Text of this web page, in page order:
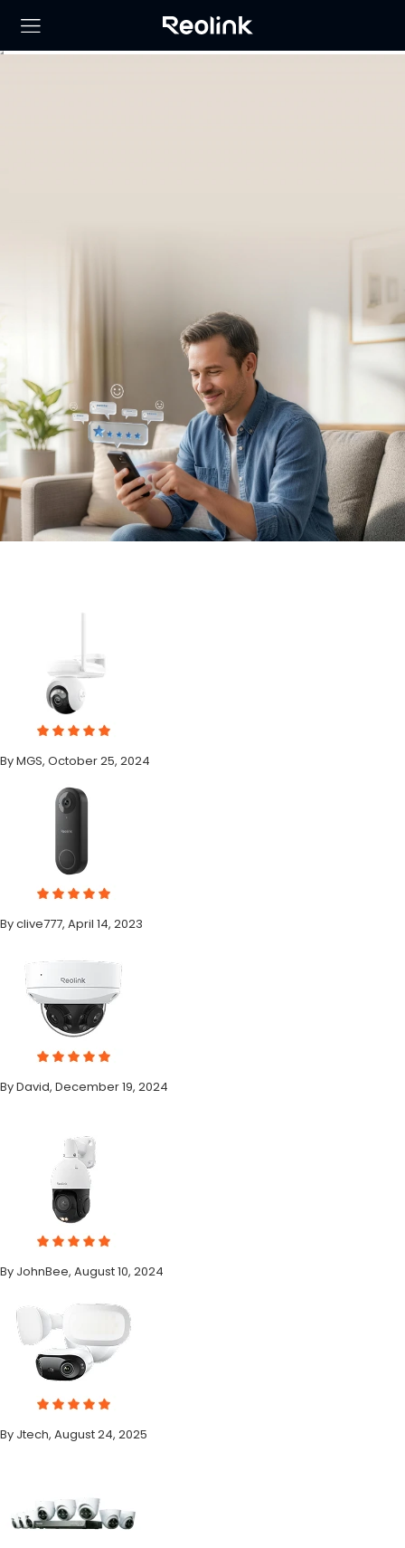
By MGS, October 25, 2024
By clive777, April 14, 2023
By David, December 19, 2024
By JohnBee, August 10, 2024
By Jtech, August 24, 2025